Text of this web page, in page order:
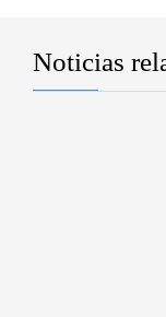
Noticias